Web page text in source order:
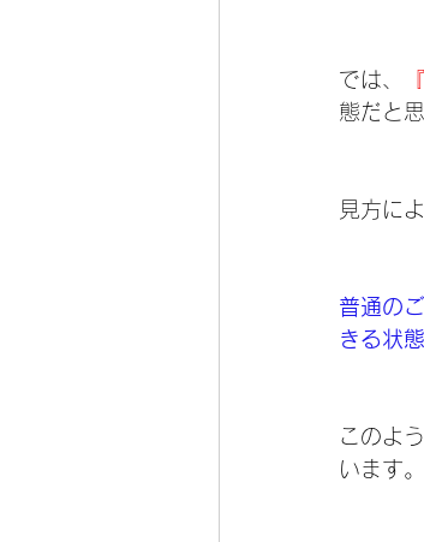
では、
態だと
見方に
普通の
きる状態
このよ
います。